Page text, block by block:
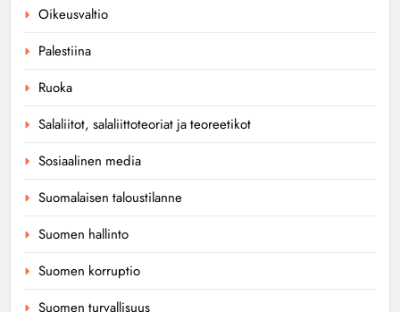
Oikeusvaltio
Palestiina
Ruoka
Salaliitot, salaliittoteoriat ja teoreetikot
Sosiaalinen media
Suomalaisen taloustilanne
Suomen hallinto
Suomen korruptio
Suomen turvallisuus